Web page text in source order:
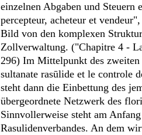
einzelnen Abgaben und
percepteur, acheteur et
Bild von den komplexen
Zollverwaltung. ("Chapitre 4 -
296) Im Mittelpunkt des
sultanate rasūlide et le controle
steht dann die Einbettung des
übergeordnete Netzwerk des
Sinnvollerweise steht am
Rasulidenverbandes. An dem